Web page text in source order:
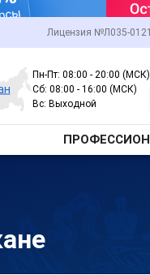
Лицензия №Л035-
Пн-Пт: 08:00 - 20:00 (МСК)
Сб: 08:00 - 16:00 (МСК)
Вс: Выходной